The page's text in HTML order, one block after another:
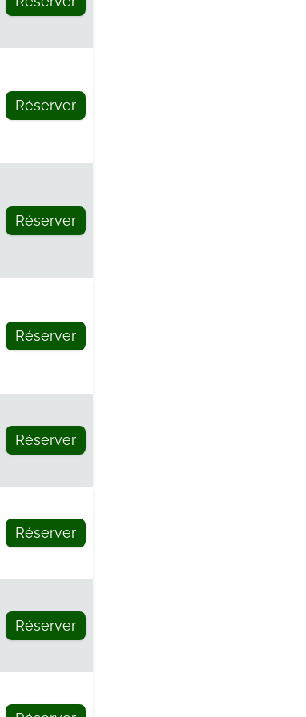
Réserver
Réserver
Réserver
Réserver
Réserver
Réserver